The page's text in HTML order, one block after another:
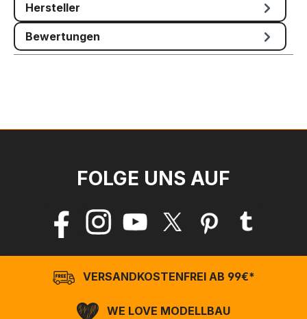
Hersteller
Bewertungen
FOLGE UNS AUF
VERSANDKOSTENFREI AB 99€*
WE LOVE MODELLBAU